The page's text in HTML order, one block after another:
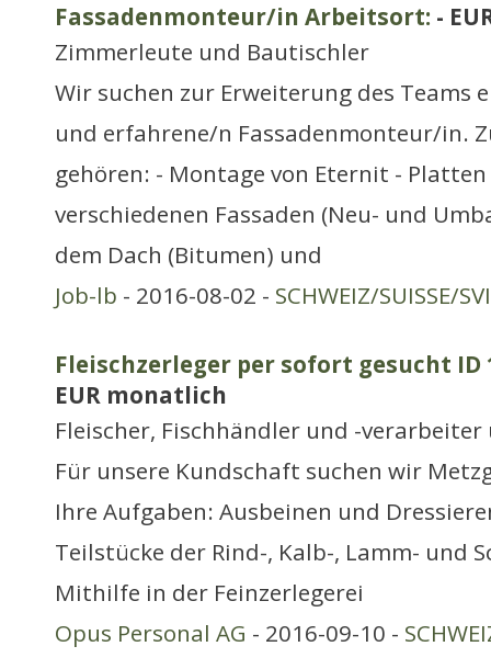
Fassadenmonteur/in Arbeitsort: -
Zimmerleute und Bautischler
Wir suchen zur Erweiterung des Teams
und erfahrene/n Fassadenmonteur/in.
gehören: - Montage von Eternit - Platten
verschiedenen Fassaden (Neu- und
dem Dach (Bitumen) und
Job-lb - 2016-08-02 - SCHWEIZ/SUISSE/
Fleischzerleger per sofort gesucht ID
EUR monatlich
Fleischer, Fischhändler und -
Für unsere Kundschaft suchen wir
Ihre Aufgaben: Ausbeinen und
Teilstücke der Rind-, Kalb-, Lamm- und
Mithilfe in der Feinzerlegerei
Opus Personal AG - 2016-09-10 -